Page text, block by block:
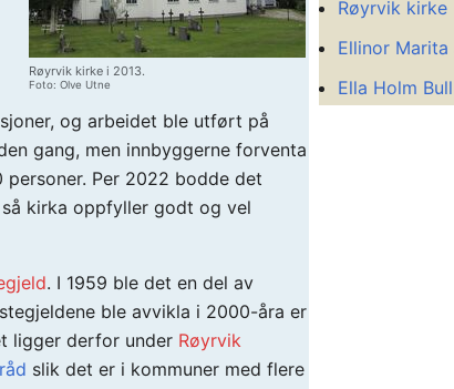
Røyrvik kirke i 2013.
Foto: Olve Utne
og arbeidet ble utført på
gang, men innbyggerne forventa
Per 2022 bodde det
kirka oppfyller godt og vel
. I 1959 ble det en del av
ble avvikla i 2000-åra er
ligger derfor under Røyrvik
slik det er i kommuner med flere
Røyrvik kirke
Ellinor Marita
Ella Holm